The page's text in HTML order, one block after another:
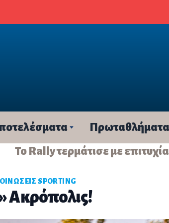
Πρωταθλήματα
Το Rally τερμάτισε με
SPORTING
Ακρόπολις!